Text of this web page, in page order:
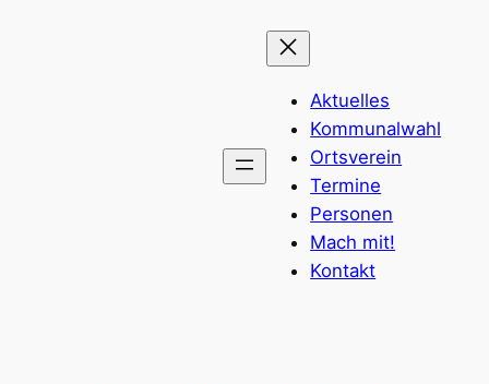
Aktuelles
Kommunalwahl
Ortsverein
Termine
Personen
Mach mit!
Kontakt